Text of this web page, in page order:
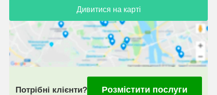
Дивитися на карті
Потрібні клієнти? Розмістити послуги